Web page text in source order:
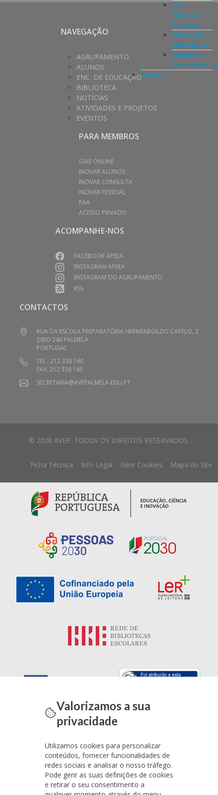
Dep.
Educação
Especial
Oficina de
Jardinagem
Cidadania e
Eventos
NAVEGAÇÃO
AGRUPAMENTO
ALUNOS
ENC. DE EDUCAÇÃO
BIBLIOTECA
NOTÍCIAS
ATIVIDADES E PROJETOS
EVENTOS
PARA MEMBROS
GIAE ONLINE
INOVAR ALUNOS
INOVAR CONSULTA
INOVAR PESSOAL
PAA
ACESSO PRIVADO
ACOMPANHE-NOS
FACEBOOK APEEA
INSTAGRAM APEEA
INSTAGRAM DO AGRUPAMENTO
RSS
CONTACTOS
RUA DA ESCOLA PREPARATÓRIA HERMENEGILDO CAPELO, 2
2950-246 PALMELA
PORTUGAL
TEL.: 212 338 160
FAX: 212 338 165
SECRETARIA@AVEPALMELA.EDU.PT
© 2026 AVEP. TODOS OS DIREITOS RESERVADOS.
Ficha Técnica Info Legal Gerir Cookies Mapa do Site
Valorizamos a sua
privacidade
Utilizamos cookies para personalizar
conteúdos, fornecer funcionalidades de
redes sociais e analisar o nosso tráfego.
Pode gerir as suas definições de cookies
e retirar o seu consentimento a